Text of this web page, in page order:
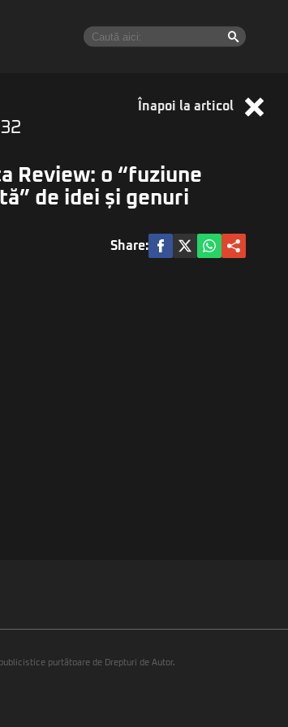
Înapoi la articol
Review: o “fuziune
de idei și genuri
Share:
purtătoare de Drepturi de Autor.